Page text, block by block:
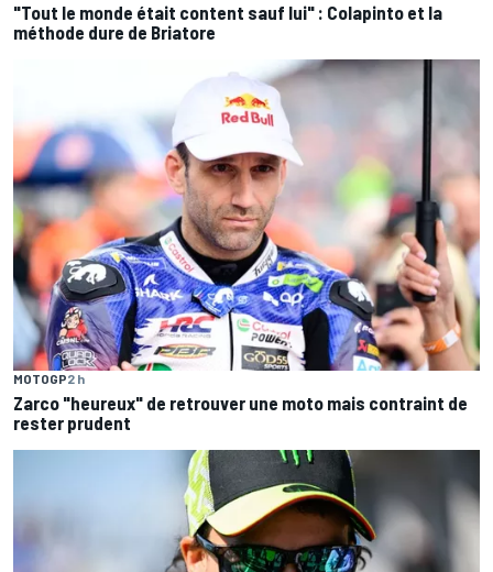
"Tout le monde était content sauf lui" : Colapinto et la
méthode dure de Briatore
MOTOGP2 h
Zarco "heureux" de retrouver une moto mais contraint de
rester prudent